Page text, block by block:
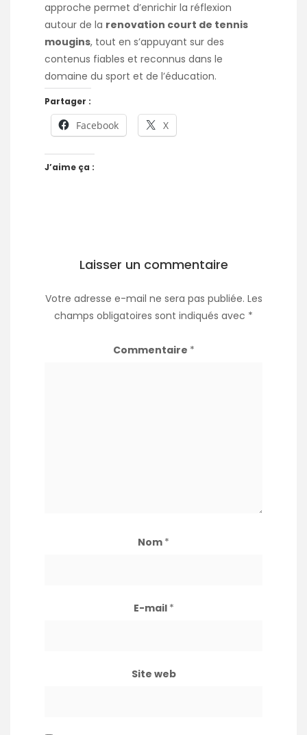
approche permet d’enrichir la réflexion
autour de la renovation court de tennis
mougins, tout en s’appuyant sur des
contenus fiables et reconnus dans le
domaine du sport et de l’éducation.
Partager :
Facebook X
J’aime ça :
Laisser un commentaire
Votre adresse e-mail ne sera pas publiée. Les
champs obligatoires sont indiqués avec *
Commentaire *
Nom *
E-mail *
Site web